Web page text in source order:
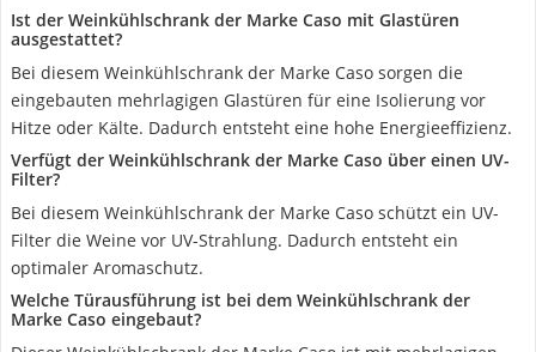
Ist der Weinkühlschrank der Marke Caso mit Glastüren
ausgestattet?
Bei diesem Weinkühlschrank der Marke Caso sorgen die
eingebauten mehrlagigen Glastüren für eine Isolierung vor
Hitze oder Kälte. Dadurch entsteht eine hohe Energieeffizienz.
Verfügt der Weinkühlschrank der Marke Caso über einen UV-
Filter?
Bei diesem Weinkühlschrank der Marke Caso schützt ein UV-
Filter die Weine vor UV-Strahlung. Dadurch entsteht ein
optimaler Aromaschutz.
Welche Türausführung ist bei dem Weinkühlschrank der
Marke Caso eingebaut?